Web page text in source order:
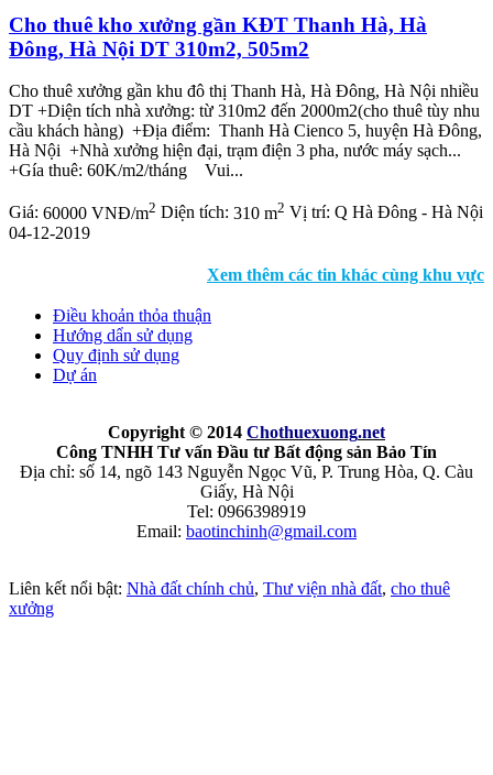
Cho thuê kho xưởng gần KĐT Thanh Hà, Hà
Đông, Hà Nội DT 310m2, 505m2
Cho thuê xưởng gần khu đô thị Thanh Hà, Hà Đông, Hà Nội nhiều
DT +Diện tích nhà xưởng: từ 310m2 đến 2000m2(cho thuê tùy nhu
cầu khách hàng) +Địa điểm: Thanh Hà Cienco 5, huyện Hà Đông,
Hà Nội +Nhà xưởng hiện đại, trạm điện 3 pha, nước máy sạch...
+Gía thuê: 60K/m2/tháng Vui...
Giá: 60000 VNĐ/m2 Diện tích: 310 m2 Vị trí: Q Hà Đông - Hà Nội
04-12-2019
Xem thêm các tin khác cùng khu vực
Điều khoản thỏa thuận
Hướng dẩn sử dụng
Quy định sử dụng
Dự án
Copyright © 2014 Chothuexuong.net
Công TNHH Tư vấn Đầu tư Bất động sản Bảo Tín
Địa chỉ: số 14, ngõ 143 Nguyễn Ngọc Vũ, P. Trung Hòa, Q. Càu
Giấy, Hà Nội
Tel: 0966398919
Email: baotinchinh@gmail.com
Liên kết nổi bật: Nhà đất chính chủ, Thư viện nhà đất, cho thuê
xưởng